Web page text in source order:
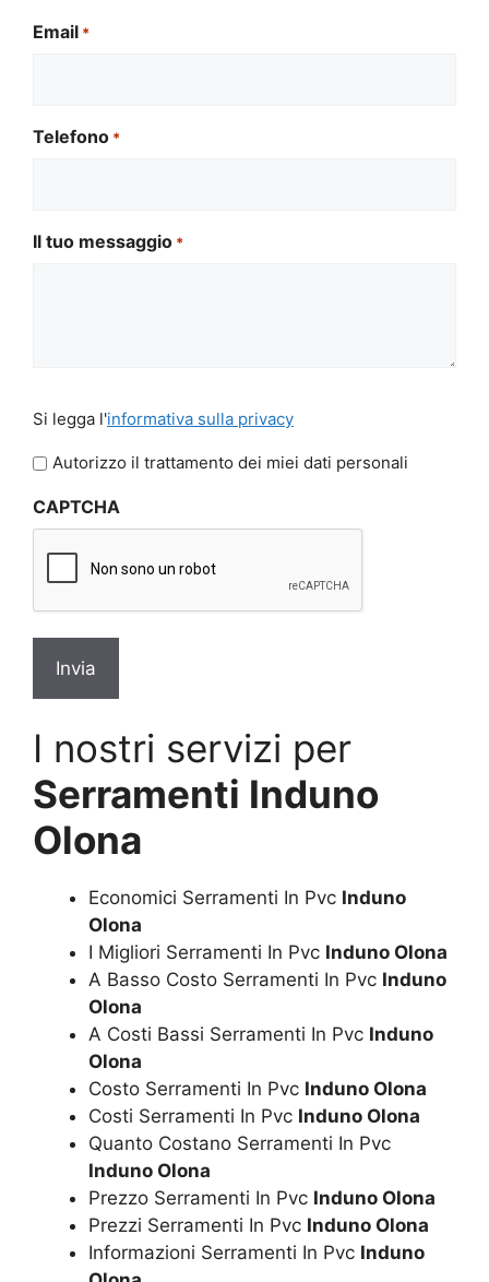
Email *
Telefono *
Il tuo messaggio *
legga
l'informativa
privacy
Si legga l'informativa sulla privacy
Autorizzo il trattamento dei miei dati personali
CAPTCHA
I nostri servizi per
Serramenti Induno
Olona
Economici Serramenti In Pvc Induno
Olona
I Migliori Serramenti In Pvc Induno Olona
A Basso Costo Serramenti In Pvc Induno
Olona
A Costi Bassi Serramenti In Pvc Induno
Olona
Costo Serramenti In Pvc Induno Olona
Costi Serramenti In Pvc Induno Olona
Quanto Costano Serramenti In Pvc
Induno Olona
Prezzo Serramenti In Pvc Induno Olona
Prezzi Serramenti In Pvc Induno Olona
Informazioni Serramenti In Pvc Induno